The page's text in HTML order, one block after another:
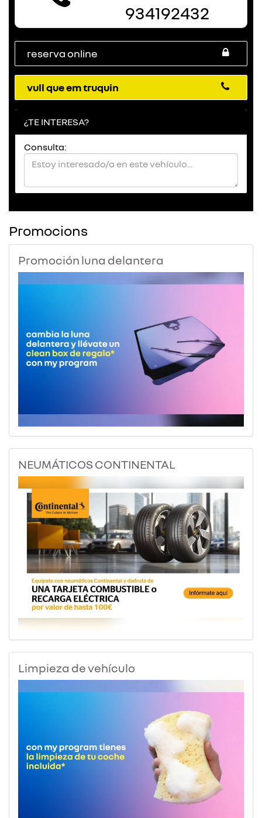
934192432
reserva online
vull que em truquin
¿TE INTERESA?
Consulta:
Promocions
Promoción luna delantera
NEUMÁTICOS CONTINENTAL
Limpieza de vehículo